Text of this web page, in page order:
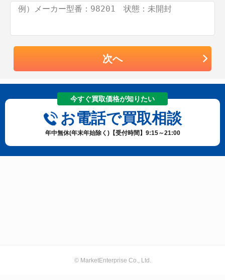
次へ
今すぐ買取価格が知りたい
お電話で買取相談
年中無休(年末年始除く)【受付時間】9:15～21:00
© MarketEnterprise Co., Ltd.